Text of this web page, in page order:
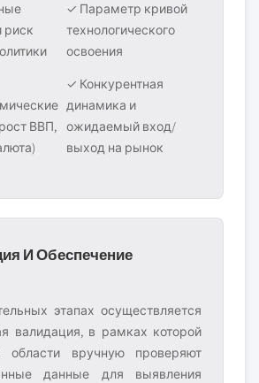
риск
✓ Параметр кривой
технологического
освоения
ВВП,
✓ Конкурентная
динамика и
ожидаемый вход/
выход на рынок
И Обеспечение
этапах осуществляется
валидация, в рамках которой
области вручную проверяют
данные для выявления